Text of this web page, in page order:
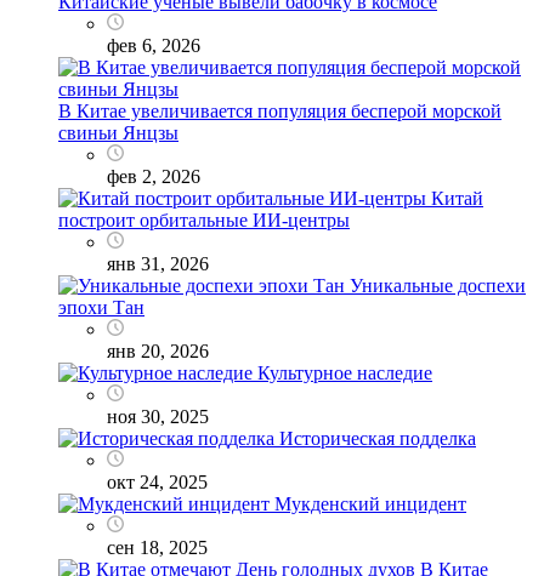
фев 6, 2026
В Китае увеличивается популяция бесперой морской
свиньи Янцзы
фев 2, 2026
Китай
построит орбитальные ИИ-центры
янв 31, 2026
Уникальные доспехи
эпохи Тан
янв 20, 2026
Культурное наследие
ноя 30, 2025
Историческая подделка
окт 24, 2025
Мукденский инцидент
сен 18, 2025
В Китае